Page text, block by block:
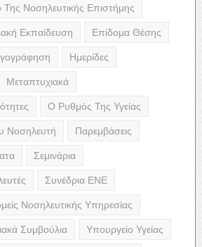
Της Νοσηλευτικής Επιστήμης
Εκπαίδευση Επίδομα Θέσης
Ημερίδες
Μεταπτυχιακά
Ο Ρυθμός Της Υγείας
Νοσηλευτή Παρεμβάσεις
Σεμινάρια
Συνέδρια ΕΝΕ
Νοσηλευτικής Υπηρεσίας
Συμβούλια Υπουργείο Υγείας